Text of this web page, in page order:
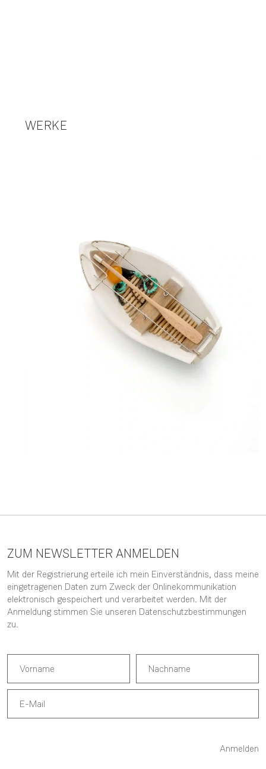
WERKE
ZUM NEWSLETTER ANMELDEN
Mit der Registrierung erteile ich mein Einverständnis, dass meine
eingetragenen Daten zum Zweck der Onlinekommunikation
elektronisch gespeichert und verarbeitet werden. Mit der
Anmeldung stimmen Sie unseren Datenschutzbestimmungen
zu.
Anmelden